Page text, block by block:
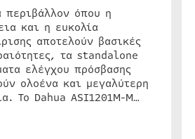
περιβάλλον όπου η
και η ευκολία
αποτελούν βασικές
τα standalone
ελέγχου πρόσβασης
ολοένα και μεγαλύτερη
Το Dahua ASI1201M-M…